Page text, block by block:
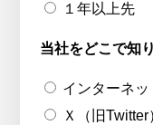
１年以上先
当社をどこで知
インターネッ
Ｘ（旧Twitter